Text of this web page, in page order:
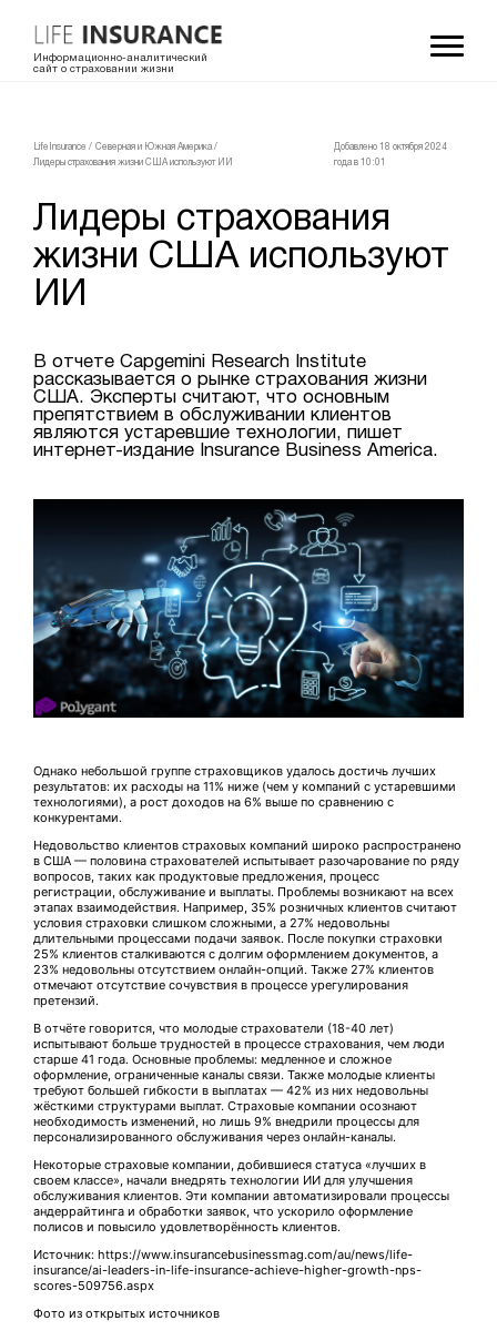
Информационно-аналитический
сайт о страховании жизни
LifeInsurance / Северная и Южная Америка /
Лидеры страхования жизни США используют ИИ
Добавлено 18 октября 2024
года в 10:01
Лидеры страхования
жизни США используют
ИИ
В отчете Capgemini Research Institute
рассказывается о рынке страхования жизни
США. Эксперты считают, что основным
препятствием в обслуживании клиентов
являются устаревшие технологии, пишет
интернет-издание Insurance Business America.
Однако небольшой группе страховщиков удалось достичь лучших
результатов: их расходы на 11% ниже (чем у компаний с устаревшими
технологиями), а рост доходов на 6% выше по сравнению с
конкурентами.
Недовольство клиентов страховых компаний широко распространено
в США — половина страхователей испытывает разочарование по ряду
вопросов, таких как продуктовые предложения, процесс
регистрации, обслуживание и выплаты. Проблемы возникают на всех
этапах взаимодействия. Например, 35% розничных клиентов считают
условия страховки слишком сложными, а 27% недовольны
длительными процессами подачи заявок. После покупки страховки
25% клиентов сталкиваются с долгим оформлением документов, а
23% недовольны отсутствием онлайн-опций. Также 27% клиентов
отмечают отсутствие сочувствия в процессе урегулирования
претензий.
В отчёте говорится, что молодые страхователи (18-40 лет)
испытывают больше трудностей в процессе страхования, чем люди
старше 41 года. Основные проблемы: медленное и сложное
оформление, ограниченные каналы связи. Также молодые клиенты
требуют большей гибкости в выплатах — 42% из них недовольны
жёсткими структурами выплат. Страховые компании осознают
необходимость изменений, но лишь 9% внедрили процессы для
персонализированного обслуживания через онлайн-каналы.
Некоторые страховые компании, добившиеся статуса «лучших в
своем классе», начали внедрять технологии ИИ для улучшения
обслуживания клиентов. Эти компании автоматизировали процессы
андеррайтинга и обработки заявок, что ускорило оформление
полисов и повысило удовлетворённость клиентов.
Источник: https://www.insurancebusinessmag.com/au/news/life-
insurance/ai-leaders-in-life-insurance-achieve-higher-growth-nps-
scores-509756.aspx
Фото из открытых источников